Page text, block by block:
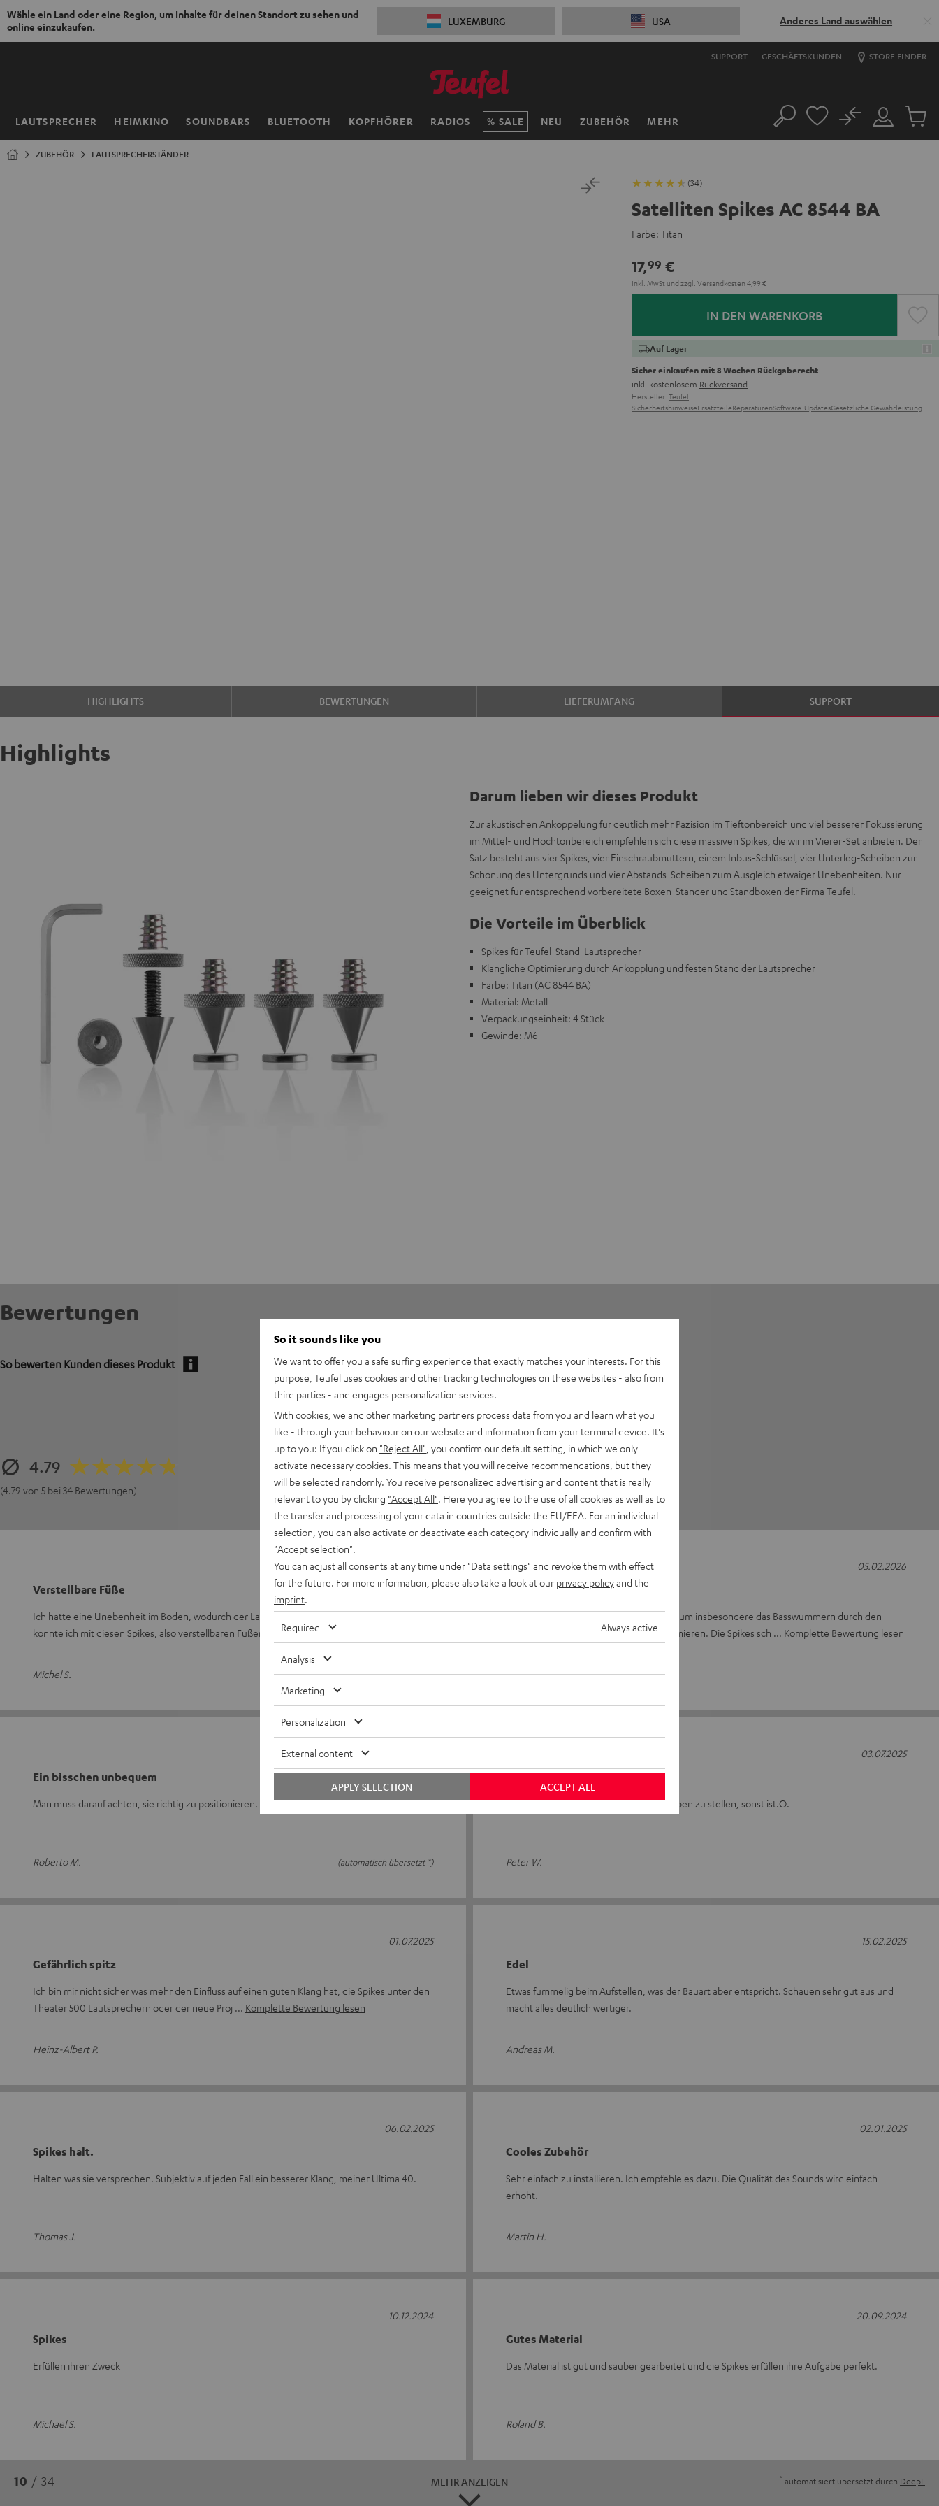
Wähle ein Land oder eine Region, um Inhalte für deinen Standort zu sehen und
online einzukaufen.
LUXEMBURG USA Anderes Land auswählen
ZUM
SUPPORT GESCHÄFTSKUNDEN STORE FINDER
LAUTSPRECHER HEIMKINO SOUNDBARS BLUETOOTH KOPFHÖRER RADIOS SALE NEU ZUBEHÖR MEHR
Startseite Suche
Mein
Konto
No
Artikel
ZUBEHÖR LAUTSPRECHERSTÄNDER
(34)
Satelliten Spikes AC 8544 BA
Farbe: Titan
17,99 €
Inkl. MwSt und zzgl. Versandkosten 4,99 €
IN DEN WARENKORB
Auf Lager
Sicher einkaufen mit 8 Wochen Rückgaberecht
inkl. kostenlosem Rückversand
Hersteller: Teufel
SicherheitshinweiseErsatzteileReparaturenSoftware-UpdatesGesetzliche Gewährleistung
HIGHLIGHTS BEWERTUNGEN LIEFERUMFANG SUPPORT
Highlights
Darum lieben wir dieses Produkt
Zur akustischen Ankoppelung für deutlich mehr Päzision im Tieftonbereich und viel besserer Fokussierung
im Mittel- und Hochtonbereich empfehlen sich diese massiven Spikes, die wir im Vierer-Set anbieten. Der
Satz besteht aus vier Spikes, vier Einschraubmuttern, einem Inbus-Schlüssel, vier Unterleg-Scheiben zur
Schonung des Untergrunds und vier Abstands-Scheiben zum Ausgleich etwaiger Unebenheiten. Nur
geeignet für entsprechend vorbereitete Boxen-Ständer und Standboxen der Firma Teufel.
Die Vorteile im Überblick
Spikes für Teufel-Stand-Lautsprecher
Klangliche Optimierung durch Ankopplung und festen Stand der Lautsprecher
Farbe: Titan (AC 8544 BA)
Material: Metall
Verpackungseinheit: 4 Stück
Gewinde: M6
Bewertungen
So bewerten Kunden dieses Produkt
4.79
(4.79 von 5 bei 34 Bewertungen)
5
4
3
2
0
1
0
Verstellbare Füße
Ich hatte eine Unebenheit im Boden, wodurch der Lautsprecher nicht stabil stand. Das
konnte ich mit diesen Spikes, also verstellbaren Füßen,
Komplette Bewertung lesen
Michel S. (automatisch übersetzt *)
15.05.2026
Erwartungen erfüllt
Ich habe die Boxen-Spikes dazubestellt, um insbesondere das Basswummern durch den
Boden in die Nachbarswohnung zu minimieren. Die Spikes sch
Komplette Bewertung lesen
Peter J.
05.02.2026
Ein bisschen unbequem
Man muss darauf achten, sie richtig zu positionieren.
Roberto M. (automatisch übersetzt *)
Alles gut
Fummelig die Boxen auf die Sockelscheiben zu stellen, sonst ist.O.
Peter W.
03.07.2025
Gefährlich spitz
Ich bin mir nicht sicher was mehr den Einfluss auf einen guten Klang hat, die Spikes unter den
Theater 500 Lautsprechern oder der neue Proj
Komplette Bewertung lesen
Heinz-Albert P.
01.07.2025
Edel
Etwas fummelig beim Aufstellen, was der Bauart aber entspricht. Schauen sehr gut aus und
macht alles deutlich wertiger.
Andreas M.
15.02.2025
Spikes halt.
Halten was sie versprechen. Subjektiv auf jeden Fall ein besserer Klang, meiner Ultima 40.
Thomas J.
06.02.2025
Cooles Zubehör
Sehr einfach zu installieren. Ich empfehle es dazu. Die Qualität des Sounds wird einfach
erhöht.
Martin H.
02.01.2025
Spikes
Erfüllen ihren Zweck
Michael S.
10.12.2024
Gutes Material
Das Material ist gut und sauber gearbeitet und die Spikes erfüllen ihre Aufgabe perfekt.
Roland B.
20.09.2024
10 / 34 * automatisiert übersetzt durch DeepL
MEHR ANZEIGEN
So it sounds like you
We want to offer you a safe surfing experience that exactly matches your interests. For this
purpose, Teufel uses cookies and other tracking technologies on these websites - also from
third parties - and engages personalization services.
With cookies, we and other marketing partners process data from you and learn what you
like - through your behaviour on our website and information from your terminal device. It's
up to you: If you click on "Reject All" , you confirm our default setting, in which we only
activate necessary cookies. This means that you will receive recommendations, but they
will be selected randomly. You receive personalized advertising and content that is really
relevant to you by clicking "Accept All" . Here you agree to the use of all cookies as well as to
the transfer and processing of your data in countries outside the EU/EEA. For an individual
selection, you can also activate or deactivate each category individually and confirm with
"Accept selection"
You can adjust all consents at any time under "Data settings" and revoke them with effect
for the future. For more information, please also take a look at our privacy policyand the
imprint
Required Always active
Analysis
Marketing
Personalization
External content
ACCEPT ALL
APPLY SELECTION